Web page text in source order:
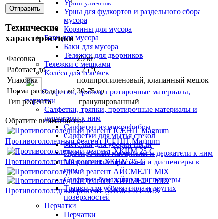
Урны уличные
Урны для фудкортов и раздельного сбора
мусора
Корзины для мусора
Баки для мусора
Баки для мусора
Тележки для дворников
Тележки с мешками
Колёса для тележек
Салфетки, тряпки, протирочные материалы,
перчатки
Салфетки, тряпки, протирочные материалы и
держатели к ним
Салфетки из микрофибры
Салфетки для мытья стекол
Метёлки для уборки пыли
Протирочные материалы и держатели к ним
Медицинские простыни и диспенсеры к
ним
Салфетки бумажные и диспенсеры
Тряпки для уборки пола и других
поверхностей
Перчатки
Перчатки
Технические
характеристики
Фасовка
25 кг
Работает до
- 25 °С
Упаковка
полипропиленовый, клапанный мешок
Норма расхода на м² 30-75 гр
Тип реагента
гранулированный
Обратите внимание на:
Противогололедный реагент ICEHIT Magnum
Противогололедный реагент ХКНМ 25-С
Противогололедный реагент АЙСМЕЛТ MIX